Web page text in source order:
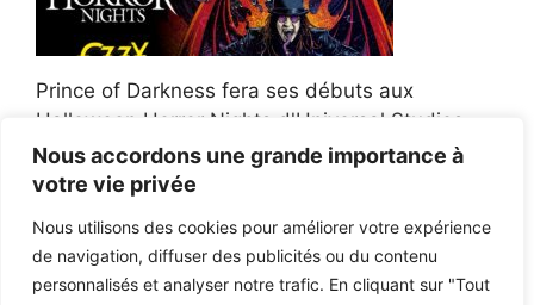
Nous accordons une grande importance à
votre vie privée
Nous utilisons des cookies pour améliorer votre expérience
de navigation, diffuser des publicités ou du contenu
personnalisés et analyser notre trafic. En cliquant sur "Tout
Prince of Darkness fera ses débuts aux
Halloween Horror Nights d'Universal Studios
Afroman poursuit un policier de l'Ohio après la